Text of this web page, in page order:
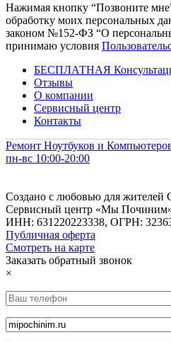
Нажимая кнопку “Позвоните
обработку моих персональных
законом №152-ФЗ “О
принимаю условия
БЕСПЛАТНАЯ
Отзывы
О компании
Сервисный центр
Контакты
Ремонт Ноутбуков и
пн-вс 10:00-20:00
Создано с любовью для жителей
Сервисный центр «Мы
ИНН: 631220223338, ОГРН:
Публичная оферта
Смотреть на карте
Заказать обратный звонок
×